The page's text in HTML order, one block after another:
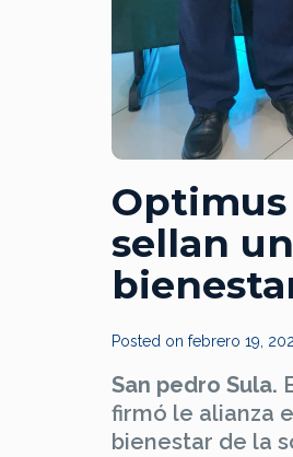
Optimus
sellan
Posted on febrero 19,
San pedro Sula.
firmó le alianza
bienestar de la